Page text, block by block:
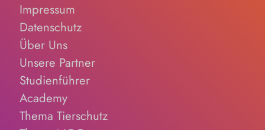
Impressum
Datenschutz
Über Uns
Unsere Partner
Studienführer
Academy
Thema Tierschutz